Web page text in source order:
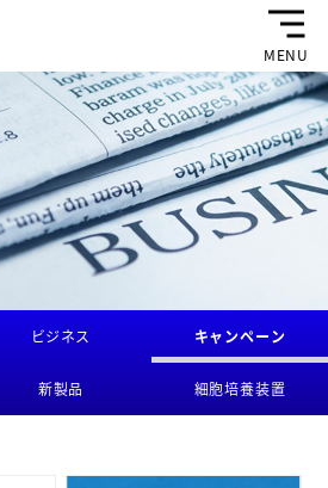
MENU
ビジネス キャンペーン
新製品 細胞培養装置